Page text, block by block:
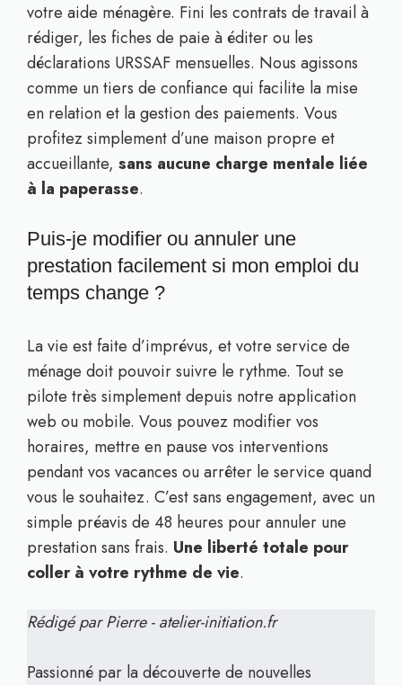
votre aide ménagère. Fini les contrats de travail à
rédiger, les fiches de paie à éditer ou les
déclarations URSSAF mensuelles. Nous agissons
comme un tiers de confiance qui facilite la mise
en relation et la gestion des paiements. Vous
profitez simplement d’une maison propre et
accueillante, sans aucune charge mentale liée
à la paperasse.
Puis-je modifier ou annuler une
prestation facilement si mon emploi du
temps change ?
La vie est faite d’imprévus, et votre service de
ménage doit pouvoir suivre le rythme. Tout se
pilote très simplement depuis notre application
web ou mobile. Vous pouvez modifier vos
horaires, mettre en pause vos interventions
pendant vos vacances ou arrêter le service quand
vous le souhaitez. C’est sans engagement, avec un
simple préavis de 48 heures pour annuler une
prestation sans frais. Une liberté totale pour
coller à votre rythme de vie.
Rédigé par Pierre - atelier-initiation.fr
Passionné par la découverte de nouvelles